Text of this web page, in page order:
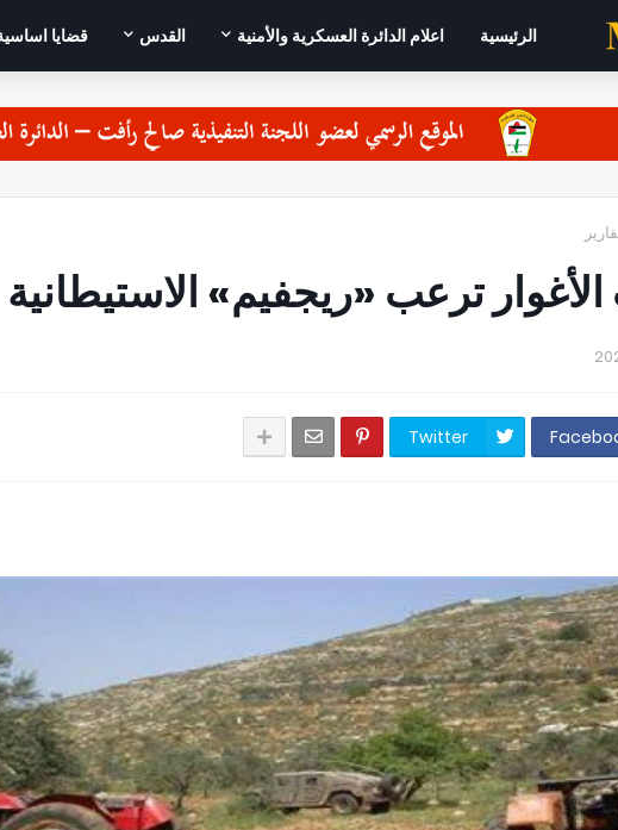
الرئيسية اعلام الدائرة العسكرية والأمنية القدس قضايا
ترعب «ريجفيم» الاستيطانية
Twitter